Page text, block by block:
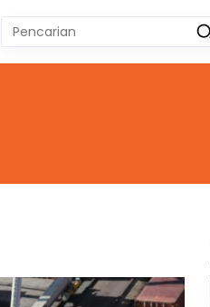
Pencarian
untuk: